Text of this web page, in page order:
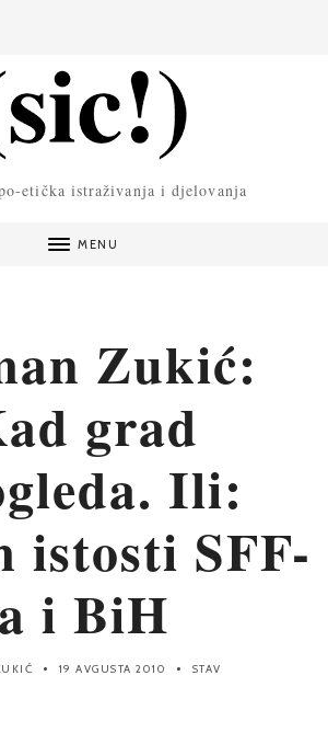
etička istraživanja i djelovanja
MENU
Zukić:
grad
Ili:
istosti SFF-
a i BiH
19 AVGUSTA 2010 STAV